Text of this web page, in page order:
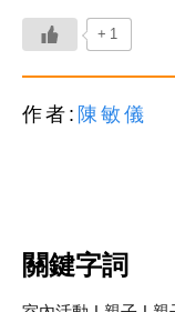
+1
作者: 陳敏儀
關鍵字詞